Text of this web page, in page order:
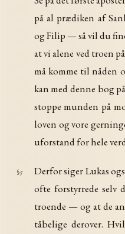
på al prædiken af
og Filip — så vil du
at vi alene ved troen
må komme til nåden
kan med denne bog
stoppe munden på
loven og vore
uforstand for hele
§5
Derfor siger Lukas
ofte forstyrrede selv
troende — og at de
tåbelige derover.